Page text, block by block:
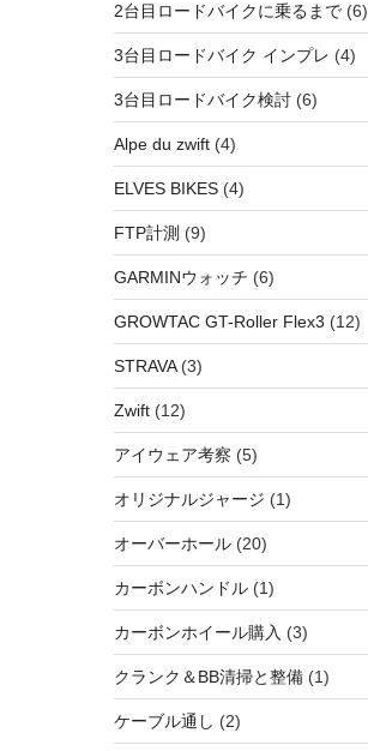
2台目ロードバイクに乗るまで(6)
3台目ロードバイク インプレ (4)
3台目ロードバイク検討(6)
Alpe du zwift(4)
ELVES BIKES(4)
FTP計測 (9)
GARMINウォッチ (6)
GROWTAC GT-Roller Flex3 (12)
STRAVA(3)
Zwift(12)
アイウェア考察 (5)
オリジナルジャージ (1)
オーバーホール(20)
カーボンハンドル(1)
カーボンホイール購入 (3)
クランク＆BB清掃と整備(1)
ケーブル通し (2)